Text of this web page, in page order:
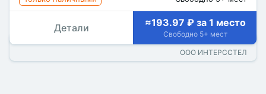
Детали ≈193.97 ₽ за 1 место
Свободно 5+ мест
ООО ИНТЕРССТЕЛ